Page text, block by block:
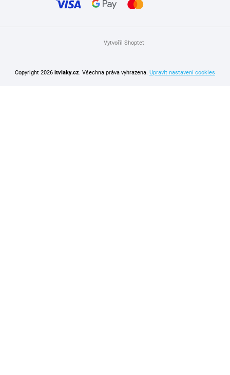
Vytvořil Shoptet
Copyright 2026 itvlaky.cz . Všechna práva vyhrazena. Upravit nastavení cookies